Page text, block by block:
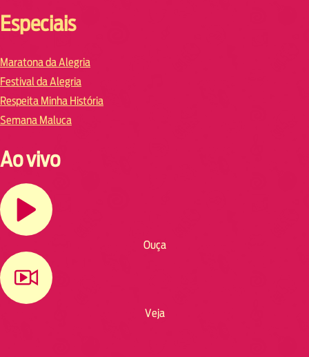
Especiais
Maratona da Alegria
Festival da Alegria
Respeita Minha História
Semana Maluca
Ao vivo
Ouça
Veja